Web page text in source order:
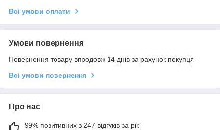
Всі умови оплати
Умови повернення
Повернення товару впродовж 14 днів за рахунок покупця
Всі умови повернення
Про нас
99% позитивних з 247 відгуків за рік